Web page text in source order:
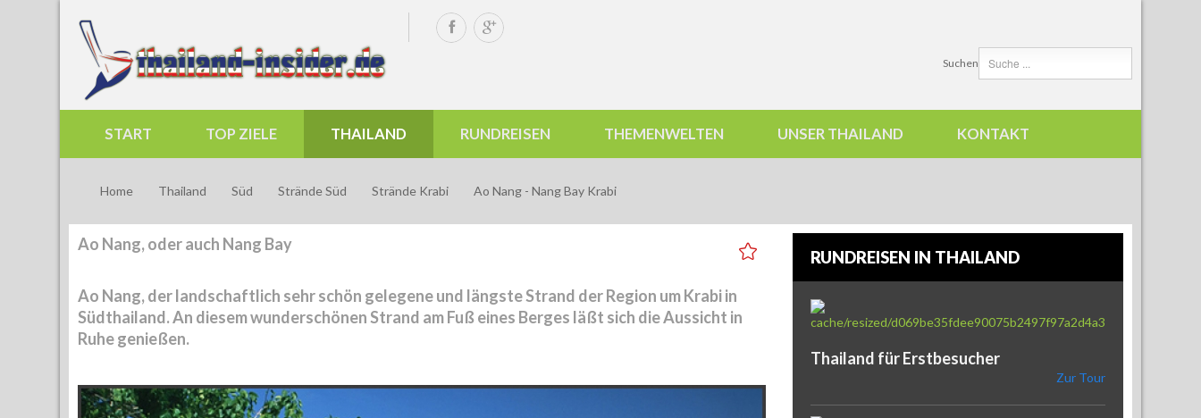
Suchen
START TOP ZIELE THAILAND RUNDREISEN THEMENWELTEN UNSER THAILAND KONTAKT
Home Thailand Süd Strände Süd Strände Krabi Ao Nang - Nang Bay Krabi
Ao Nang, oder auch Nang Bay
Ao Nang, der landschaftlich sehr schön gelegene und längste Strand der Region um Krabi in
Südthailand. An diesem wunderschönen Strand am Fuß eines Berges läßt sich die Aussicht in
Ruhe genießen.
RUNDREISEN IN THAILAND
Thailand für Erstbesucher
Zur Tour